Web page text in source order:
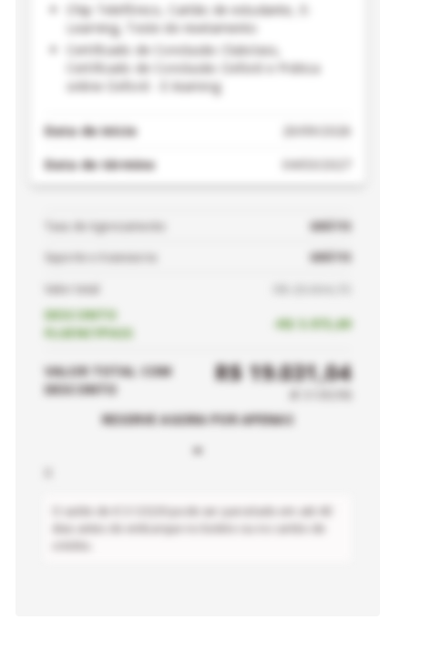
Chip Telefônico, Cartão de estudante, E-
Learning, Teste de nivelamento
Certificado de Conclusão Clubclass,
Certificado de Conclusão Oxford e Prática
online Oxford - E-learning
Data de início
20/09/2026
Data de término
04/03/2027
Taxa de Agenciamento
GRÁTIS
Suporte e Assessoria
GRÁTIS
Valor total
DESCONTO
FLUENCYPASS
-R$ 5.973,69
VALOR TOTAL
COM
DESCONTO
R$ 19.031,04
RESERVE AGORA POR APENAS
-
pode ser parcelado em até
dias antes do embarque no boleto ou no cartão de